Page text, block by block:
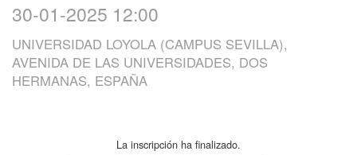
30-01-2025 12:00
UNIVERSIDAD LOYOLA (CAMPUS SEVILLA),
AVENIDA DE LAS UNIVERSIDADES, DOS
HERMANAS, ESPAÑA
La inscripción ha finalizado.